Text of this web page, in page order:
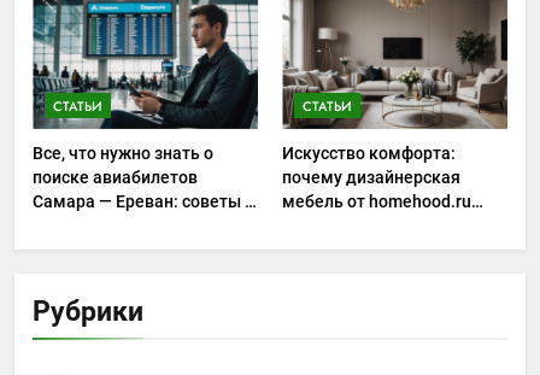
запуска
СТАТЬИ
Все, что нужно знать о
поиске авиабилетов
Самара — Ереван: советы и
СТАТЬИ
Искусство комфорта:
почему дизайнерская
мебель от homehood.ru
интерьере
Рубрики